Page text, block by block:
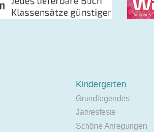
Kindergarten
Grundlegendes
Jahresfeste
Schöne Anregungen